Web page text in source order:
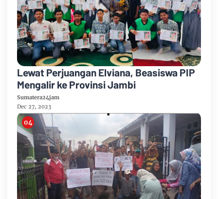
Lewat Perjuangan Elviana, Beasiswa PIP
Mengalir ke Provinsi Jambi
Sumatera24jam
Dec 27, 2023